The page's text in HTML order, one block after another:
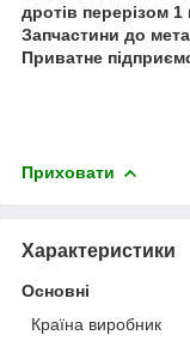
дротів перерізом 1
Запчастини до
Приватне
Приховати
Характеристики
Основні
Країна виробник